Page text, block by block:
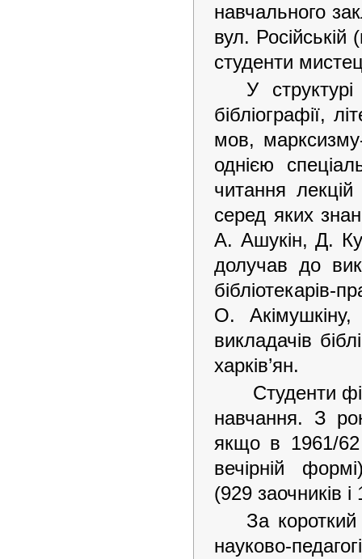
навчального
вул.
студенти
У
бібліографії,
мов, марксизму-
однією
читання
серед яких
А. Ашукін, Д.
долучав до
бібліотекарів-
О.
викладачів
харків’ян.
Студенти
навчання. З
якщо в 1961/
вечірній
(929 заочників і
За
науково-